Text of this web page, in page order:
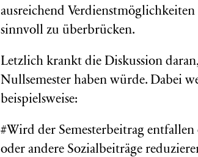
ausreichend
sinnvoll zu überbrücken.
Letzlich krankt die Diskussion
Nullsemester haben würde. Dabei
beispielsweise:
#Wird der Semesterbeitrag
oder andere Sozialbeiträge